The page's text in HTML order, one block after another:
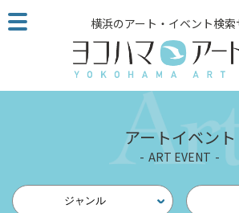
こ
の
ジ
読
横浜のアート・イベント検索
アートイベント
ART EVENT
ジャンル